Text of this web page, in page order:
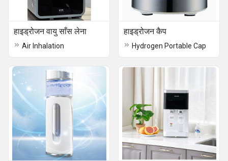
हाइड्रोजन वायु साँस लेना
Air Inhalation
हाइड्रोजन कैप
Hydrogen Portable Cap